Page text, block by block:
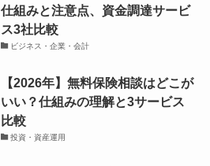
仕組みと注意点、資金調達サービ
ス3社比較
ビジネス・企業・会計
【2026年】無料保険相談はどこが
いい？仕組みの理解と3サービス
比較
投資・資産運用